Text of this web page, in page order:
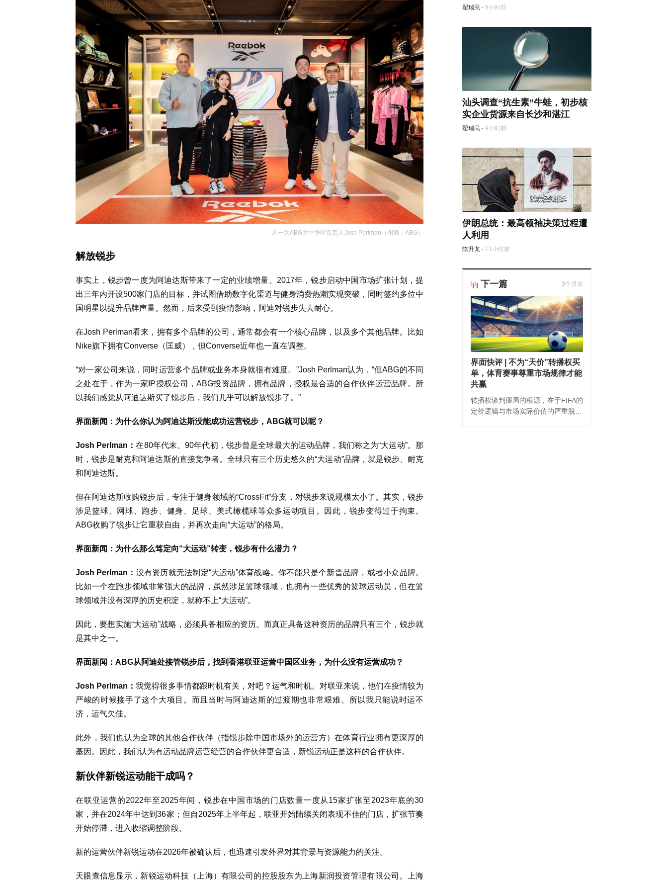
左一为ABG大中华区负责人Josh Perlman（图源：ABG）
解放锐步
事实上，锐步曾一度为阿迪达斯带来了一定的业绩增量。2017年，锐步启动中国市场扩张计划，提
出三年内开设500家门店的目标，并试图借助数字化渠道与健身消费热潮实现突破，同时签约多位中
国明星以提升品牌声量。然而，后来受到疫情影响，阿迪对锐步失去耐心。
在Josh Perlman看来，拥有多个品牌的公司，通常都会有一个核心品牌 ，以及多个其他品牌。
比如
Nike旗下拥有Converse（匡威），但Converse近年也一直在调整。
“对一家公司来说，同时运营多个品牌或业务本身就很有难度。”Josh Perlman认为，“但ABG的不同
之处在于，作为一家IP授权公司，ABG投资品牌， 拥有品牌，授权最合适的合作伙伴运营品牌。
所
以我们感觉从阿迪达斯买了锐步后，我们几乎可以解放锐步了。”
界面新闻：为什么你认为阿迪达斯没能成功运营锐步，ABG就可以呢？
Josh Perlman：在80年代末、90年代初，锐步曾是全球最大的运动品牌，我们称之为“大运动”。那
时，锐步是耐克和阿迪达斯的直接竞争者。 全球只有三个历史悠久的“大运动”品牌，就是锐步、耐克
和阿迪达斯。
但在阿迪达斯收购锐步后，专注于健身领域的“CrossFit”分支，对锐步来说规模太小了。其实，锐步
涉足篮球、网球、跑步、健身、足球、美式橄榄球等众多运动项目。因此，锐步变得过于拘束。
ABG收购了锐步让它重获自由，并再次走向“大运动”的格局。
界面新闻：为什么那么笃定向“大运动”转变，锐步有什么潜力？
Josh Perlman： 没有资历就无法制定“大运动”体育战略。你不能只是个新晋品牌，或者小众品牌。
比如一个在跑步领域非常强大的品牌 ， 虽然涉足篮球领域，也拥有一些优秀的篮球运动员，但在篮
球领域并没有深厚的历史积淀 ，就称不上“大运动”。
因此，要想实施“大运动”战略，必须具备相应的资历。而真正具备这种资历的品牌只有三个，锐步就
是其中之一。
界面新闻：ABG从阿迪处接管锐步后，找到香港联亚运营中国区业务，为什么没有运营成功？
Josh Perlman：我觉得很多事情都跟时机有关，对吧 ？ 运气和时机。对联亚来说，他们在疫情较为
严峻的时候接手了这个大项目。而且当时与阿迪达斯的过渡期也非常艰难。所以我只能说时运不
济，运气欠佳。
此外，我们也认为全球的其他合作伙伴（指锐步除中国市场外的运营方）在体育行业拥有更深厚的
基因 。 因此， 我们认为有运动品牌运营经营的合作伙伴更合适，新锐运动正是这样的合作伙伴。
新伙伴新锐运动能干成吗？
在联亚运营的2022年至2025年间，锐步在中国市场的门店数量一度从15家扩张至2023年底的30
家，并在2024年中达到36家；但自2025年上半年起，联亚开始陆续关闭表现不佳的门店，扩张节奏
开始停滞，进入收缩调整阶段。
新的运营伙伴新锐运动在2026年被确认后，也迅速引发外界对其背景与资源能力的关注。
天眼查信息显示，新锐运动科技（上海）有限公司的控股股东为上海新润投资管理有限公司。上海
翟瑞民 · 9小时前
汕头调查“抗生素”牛蛙，初步核
实企业货源来自长沙和湛江
翟瑞民 · 9小时前
伊朗总统：最高领袖决策过程遭
人利用
陈升龙 · 11小时前
下一篇 3个月前
界面快评 | 不为“天价”转播权买
单，体育赛事尊重市场规律才能
共赢
转播权谈判僵局的根源，在于FIFA的
定价逻辑与市场实际价值的严重脱